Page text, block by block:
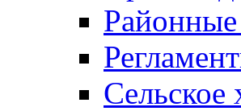
Сельское